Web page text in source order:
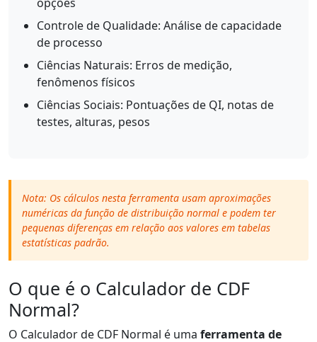
Controle de Qualidade: Análise de capacidade
de processo
Ciências Naturais: Erros de medição,
fenômenos físicos
Ciências Sociais: Pontuações de QI, notas de
testes, alturas, pesos
Nota: Os cálculos nesta ferramenta usam aproximações
numéricas da função de distribuição normal e podem ter
pequenas diferenças em relação aos valores em tabelas
estatísticas padrão.
O que é o Calculador de CDF
Normal?
O Calculador de CDF Normal é uma ferramenta de